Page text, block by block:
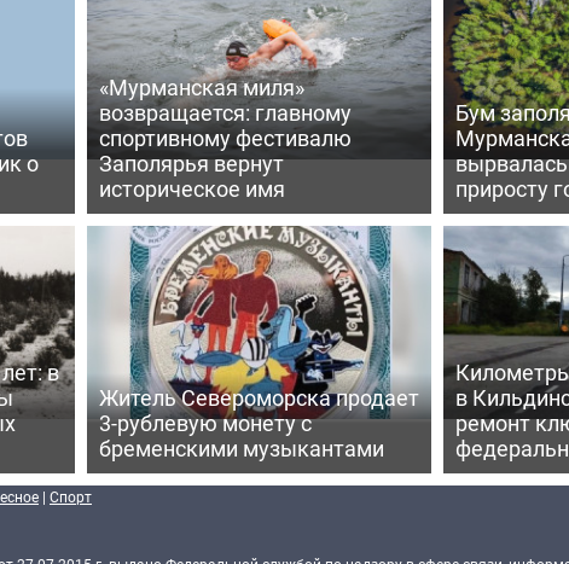
о
«Мурманская миля»
возвращается: главному
спортивному фестивалю
Заполярья вернут
историческое имя
Бум
приросту
в
Житель Североморска продает
3-рублевую монету с
бременскими музыкантами
в
ремонт
| Спорт